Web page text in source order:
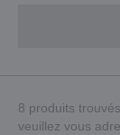
8 produits
veuillez vous